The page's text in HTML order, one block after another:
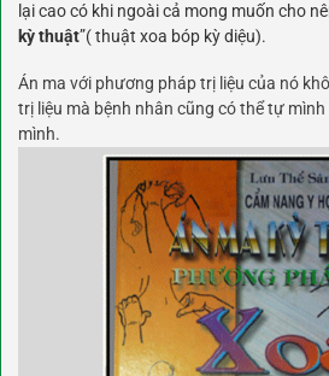
lại cao có khi ngoài cả mong muốn cho
kỳ thuật”( thuật xoa bóp kỳ diệu).
Án ma với phương pháp trị liệu của nó
trị liệu mà bệnh nhân cũng có thể tự
mình.